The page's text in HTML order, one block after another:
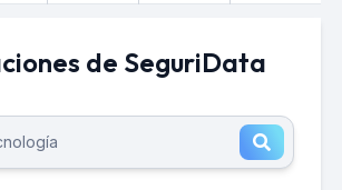
de SeguriData